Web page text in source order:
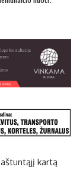
kar­tą